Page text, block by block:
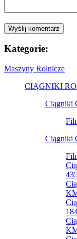
Kategorie:
Maszyny Rolnicze
CIĄGNIKI
Ciągniki
Ciągniki